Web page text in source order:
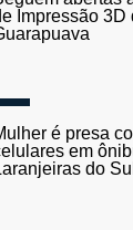
Seguem abertas
de Impressão